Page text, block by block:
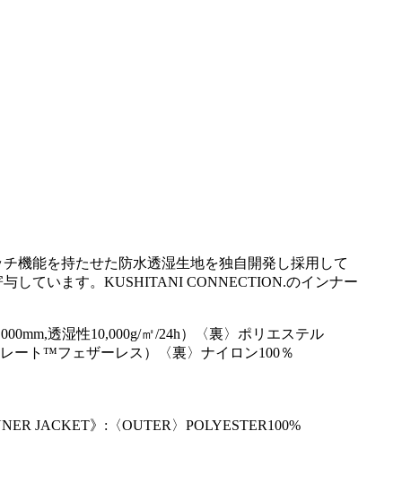
機能を持たせた防水透湿生地を独自開発し採用して
しています。KUSHITANI CONNECTION.のインナー
透湿性10,000g/㎡/24h）〈裏〉ポリエステル
ート™フェザーレス）〈裏〉ナイロン100％
JACKET》:〈OUTER〉POLYESTER100%